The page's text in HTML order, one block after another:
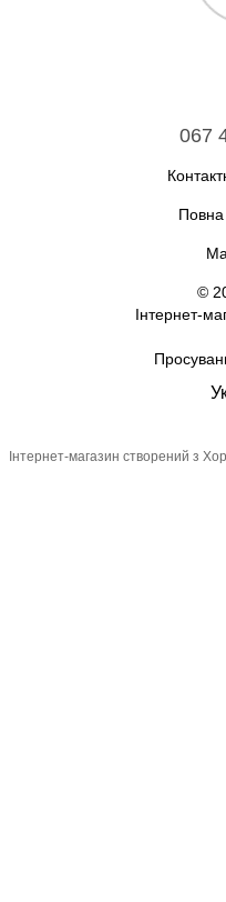
067
Повна
©
Інтернет-
Інтернет-магазин створений з